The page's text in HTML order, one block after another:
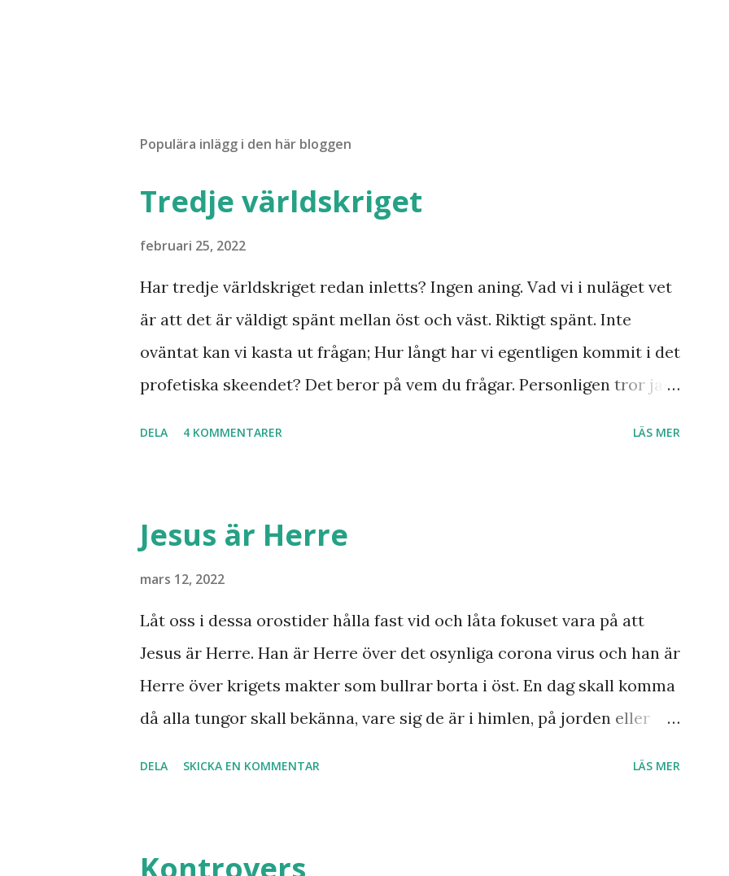
Populära inlägg i den här bloggen
Tredje världskriget
februari 25, 2022
Har tredje världskriget redan inletts? Ingen aning. Vad vi i nuläget vet
är att det är väldigt spänt mellan öst och väst. Riktigt spänt. Inte
oväntat kan vi kasta ut frågan; Hur långt har vi egentligen kommit i det
profetiska skeendet? Det beror på vem du frågar. Personligen tror jag
bryta ut någon koppling till dagens händelser? Frågor där vi anar ett
svar utan att kunna stadfästa ett svar med säkerhet.
Finnmarksprofeten och gudsmannen Anton Johanson såg många
syner och uppenbarelser som redan skedde under hans egen levnad.
Han dog 1928. Skandinavien har knappast haft någon profet av hans
kaliber när det gäller drömmar och syner som just denne fiskarbonde
DELA 4 KOMMENTARER LÄS MER
Jesus är Herre
mars 12, 2022
Låt oss i dessa orostider hålla fast vid och låta fokuset vara på att
Jesus är Herre. Han är Herre över det osynliga corona virus och han är
Herre över krigets makter som bullrar borta i öst. En dag skall komma
då alla tungor skall bekänna, vare sig de är i himlen, på jorden eller
DELA SKICKA EN KOMMENTAR LÄS MER